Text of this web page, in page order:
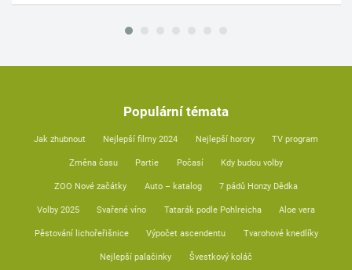
Populární témata
Jak zhubnout Nejlepší filmy 2024 Nejlepší horory TV program
Změna času Partie Počasí Kdy budou volby
ZOO Nové začátky Auto – katalog 7 pádů Honzy Dědka
Volby 2025 Svařené víno Tatarák podle Pohlreicha Aloe vera
Pěstování lichořeřišnice Výpočet ascendentu Tvarohové knedlíky
Nejlepší palačinky Švestkový koláč